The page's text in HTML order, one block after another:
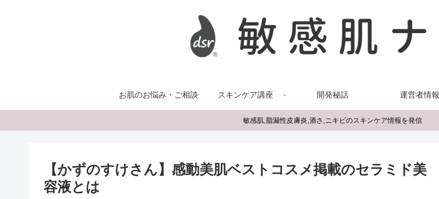
お肌のお悩み・ご相談 スキンケア講座 開発秘話 運営者情報
敏感肌,脂漏性皮膚炎,酒さ,ニキビのスキンケア情報を発信
【かずのすけさん】感動美肌ベストコスメ掲載のセラミド美
容液とは